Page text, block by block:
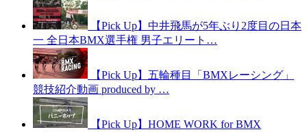
【Pick Up】中井飛馬が5年ぶり2度目の日本
一 全日本BMX選手権 男子エリート…
【Pick Up】五輪種目「BMXレーシング」
競技紹介動画 produced by …
【Pick Up】HOME WORK for BMX